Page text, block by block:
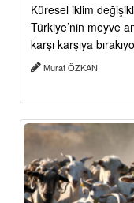
Küresel iklim
Türkiye’nin meyve
karşı karşıya
Murat ÖZKAN